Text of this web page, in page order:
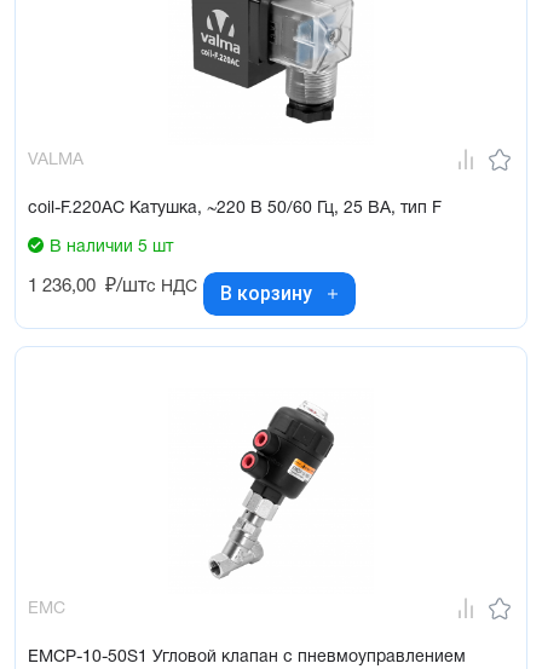
VALMA
coil-F.220AC Катушка, ~220 В 50/60 Гц, 25 ВА, тип F
В наличии 5 шт
1 236,00 ₽/штс НДС В корзину
EMC
EMCP-10-50S1 Угловой клапан с пневмоуправлением